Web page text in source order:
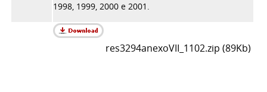
1998, 1999, 2000 e 2001.
res3294anexoVII_1102.zip (89Kb)